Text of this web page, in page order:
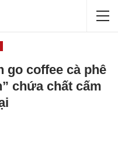
go coffee cà phê
chứa chất cấm